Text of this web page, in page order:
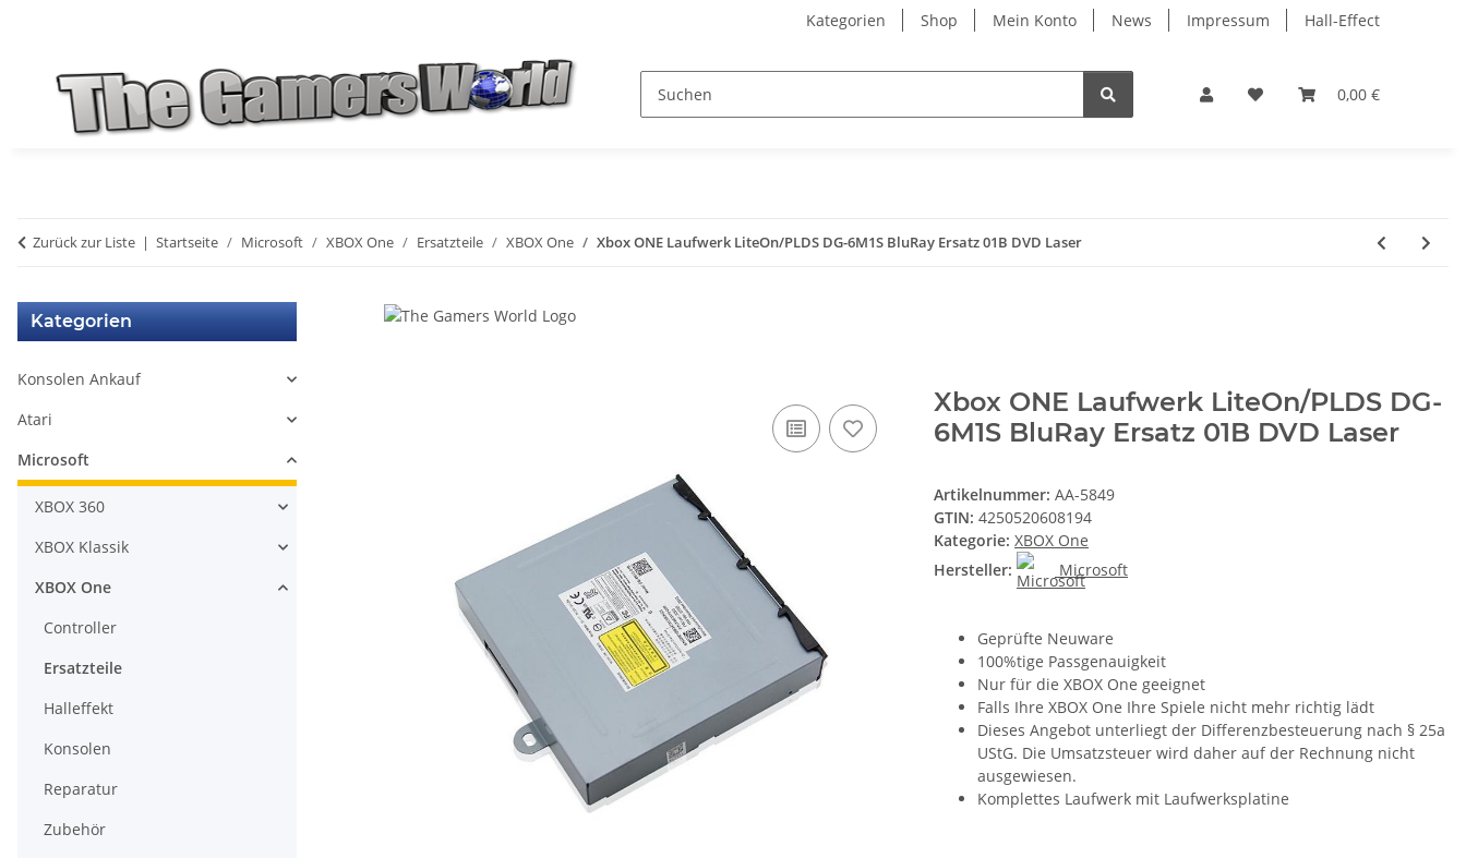
Kategorien Shop Mein Konto News Impressum Hall-Effect
0,00 €
Zurück zur Liste Startseite Microsoft XBOX One Ersatzteile XBOX One Xbox ONE Laufwerk LiteOn/PLDS DG-6M1S BluRay Ersatz 01B DVD Laser
Xbox ONE Laufwerk LiteOn/PLDS DG-
6M1S BluRay Ersatz 01B DVD Laser
Artikelnummer: AA-5849
GTIN: 4250520608194
Kategorie: XBOX One
Hersteller:
Microsoft
Geprüfte Neuware
100%tige Passgenauigkeit
Nur für die XBOX One geeignet
Falls Ihre XBOX One Ihre Spiele nicht mehr richtig lädt
Dieses Angebot unterliegt der Differenzbesteuerung nach § 25a
UStG. Die Umsatzsteuer wird daher auf der Rechnung nicht
ausgewiesen.
Komplettes Laufwerk mit Laufwerksplatine
Kategorien
Konsolen Ankauf
Atari
Microsoft
XBOX 360
XBOX Klassik
XBOX One
Controller
Ersatzteile
Halleffekt
Konsolen
Reparatur
Zubehör